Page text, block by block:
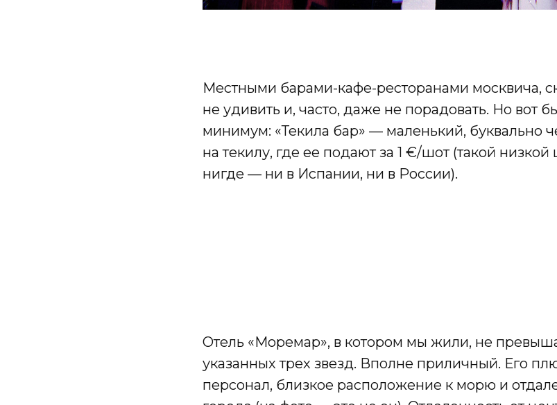
Местными барами-кафе-ресторанами москвича,
не удивить и, часто, даже не порадовать. Но вот
минимум: «Текила бар» — маленький, буквально
на текилу, где ее подают за 1 €/шот (такой
нигде — ни в Испании, ни в России).
Отель «Моремар», в котором мы жили, не
указанных трех звезд. Вполне приличный. Его
персонал, близкое расположение к морю и